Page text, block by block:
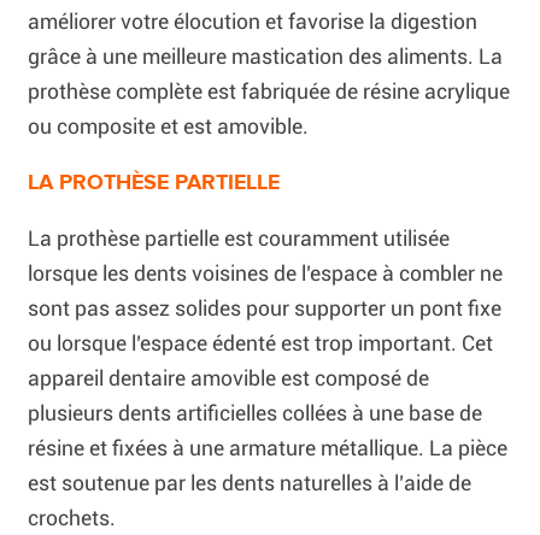
améliorer votre élocution et favorise la digestion
grâce à une meilleure mastication des aliments. La
prothèse complète est fabriquée de résine acrylique
ou composite et est amovible.
LA PROTHÈSE PARTIELLE
La prothèse partielle est couramment utilisée
lorsque les dents voisines de l’espace à combler ne
sont pas assez solides pour supporter un pont fixe
ou lorsque l’espace édenté est trop important. Cet
appareil dentaire amovible est composé de
plusieurs dents artificielles collées à une base de
résine et fixées à une armature métallique. La pièce
est soutenue par les dents naturelles à l’aide de
crochets.